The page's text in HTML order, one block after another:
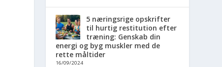
5 næringsrige opskrifter
til hurtig restitution efter
træning: Genskab din
energi og byg muskler med de
rette måltider
16/09/2024